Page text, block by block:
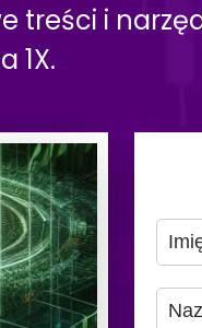
treści i
1X.